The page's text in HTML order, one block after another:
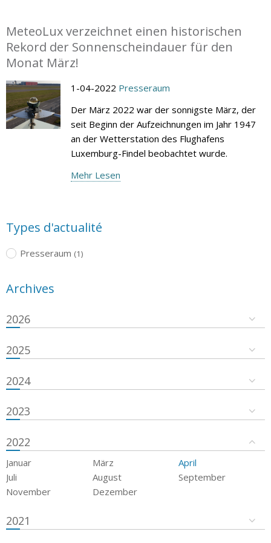
MeteoLux verzeichnet einen historischen
Rekord der Sonnenscheindauer für den
Monat März!
1-04-2022 Presseraum
Der März 2022 war der sonnigste März, der
seit Beginn der Aufzeichnungen im Jahr 1947
an der Wetterstation des Flughafens
Luxemburg-Findel beobachtet wurde.
Mehr Lesen
Types d'actualité
Presseraum (1)
Archives
2026
2025
2024
2023
2022
Januar März
April
Juli
August
September
November
Dezember
2021